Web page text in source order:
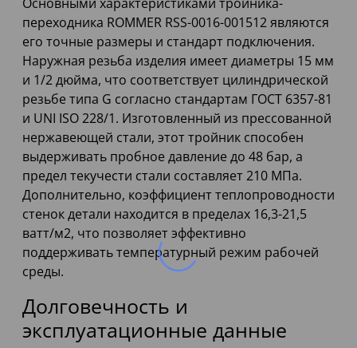
Основными характеристиками тройника-
переходника ROMMER RSS-0016-001512 являются
его точные размеры и стандарт подключения.
Наружная резьба изделия имеет диаметры 15 мм
и 1/2 дюйма, что соответствует цилиндрической
резьбе типа G согласно стандартам ГОСТ 6357-81
и UNI ISO 228/1. Изготовленный из прессованной
нержавеющей стали, этот тройник способен
выдерживать пробное давление до 48 бар, а
предел текучести стали составляет 210 МПа.
Дополнительно, коэффициент теплопроводности
стенок детали находится в пределах 16,3-21,5
ватт/м2, что позволяет эффективно
поддерживать температурный режим рабочей
среды.
Долговечность и
эксплуатационные данные